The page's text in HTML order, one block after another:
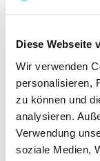
Diese Webseite
Wir verwenden
personalisieren,
zu können und
analysieren.
Verwendung
soziale Medien,
100%